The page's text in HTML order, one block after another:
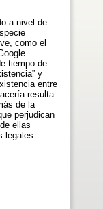
a nivel de
como el
tiempo de
y
entre
resulta
de la
perjudican
ellas
legales